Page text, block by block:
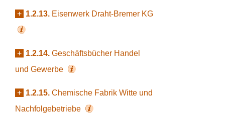
+ 1.2.13. Eisenwerk Draht-Bremer KG
+ 1.2.14. Geschäftsbücher Handel
und Gewerbe
+ 1.2.15. Chemische Fabrik Witte und
Nachfolgebetriebe